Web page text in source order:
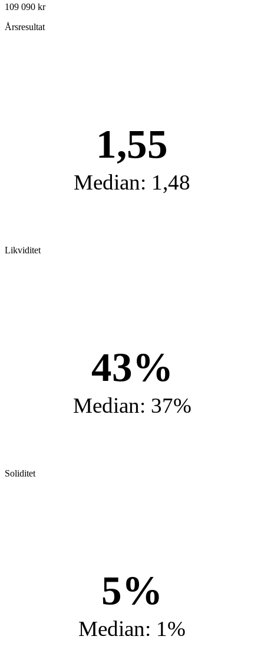
109 090 kr
Årsresultat
1,55
Median: 1,48
Likviditet
43%
Median: 37%
Soliditet
5%
Median: 1%